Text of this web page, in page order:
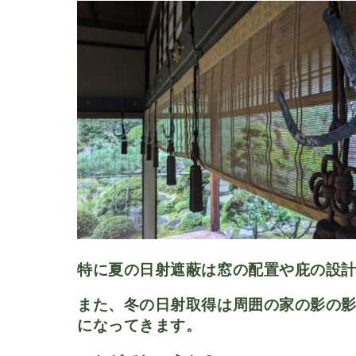
特に夏の日射遮蔽は窓の配置や庇の設
また、 冬の日射取得は周囲の家の影の
になってきます。